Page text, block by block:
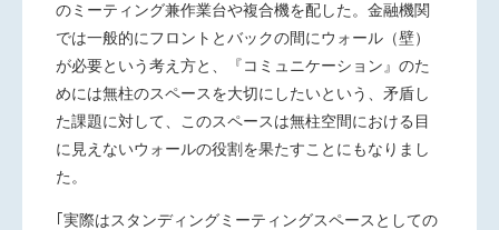
のミーティング兼作業台や複合機を配した。金融機関
では一般的にフロントとバックの間にウォール（壁）
が必要という考え方と、『コミュニケーション』のた
めには無柱のスペースを大切にしたいという、矛盾し
た課題に対して、このスペースは無柱空間における目
に見えないウォールの役割を果たすことにもなりまし
た。
｢実際はスタンディングミーティングスペースとしての